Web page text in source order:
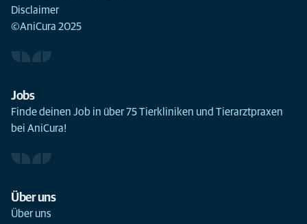
Disclaimer
©AniCura 2025
Jobs
Finde deinen Job in über 75 Tierkliniken und Tierarztpraxen
bei AniCura!
Über uns
Über uns